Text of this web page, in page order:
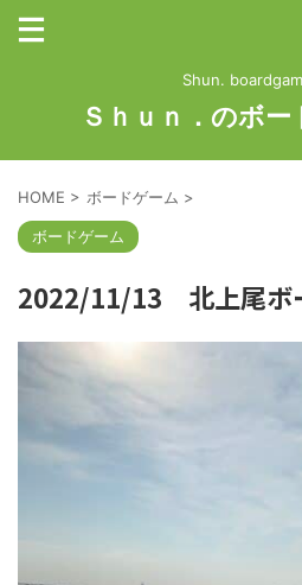
Shun.
Ｓｈｕｎ．のボ
HOME > ボードゲーム >
ボードゲーム
2022/11/13 北上尾ボ